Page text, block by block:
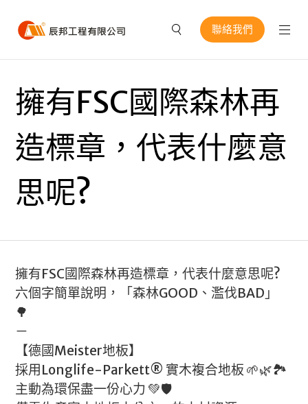
聯絡我們
擁有FSC國際森林再
造標章，代表什麼意
思呢?
擁有FSC國際森林再造標章，代表什麼意思呢?
六個字簡單說明，「森林GOOD、濫伐BAD」
🌳
－
【德國Meister地板】
採用Longlife-Parkett® 實木複合地板 🌱🌿🏞️
主動為環保盡一份心力 💚🛡️